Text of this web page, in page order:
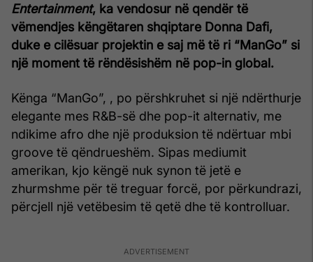
Entertainment, ka vendosur në qendër të
vëmendjes këngëtaren shqiptare Donna Dafi,
duke e cilësuar projektin e saj më të ri “ManGo” si
një moment të rëndësishëm në pop-in global.
Kënga “ManGo”, , po përshkruhet si një ndërthurje
elegante mes R&B-së dhe pop-it alternativ, me
ndikime afro dhe një produksion të ndërtuar mbi
groove të qëndrueshëm. Sipas mediumit
amerikan, kjo këngë nuk synon të jetë e
zhurmshme për të treguar forcë, por përkundrazi,
përcjell një vetëbesim të qetë dhe të kontrolluar.